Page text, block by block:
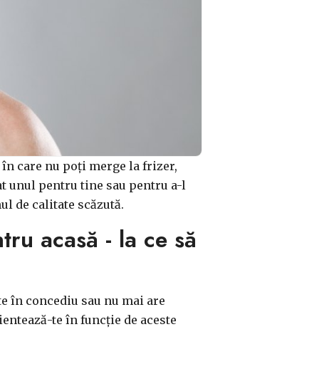
care nu poți merge la frizer,
unul pentru tine sau pentru a-l
de calitate scăzută.
acasă - la ce să
în concediu sau nu mai are
te în funcție de aceste